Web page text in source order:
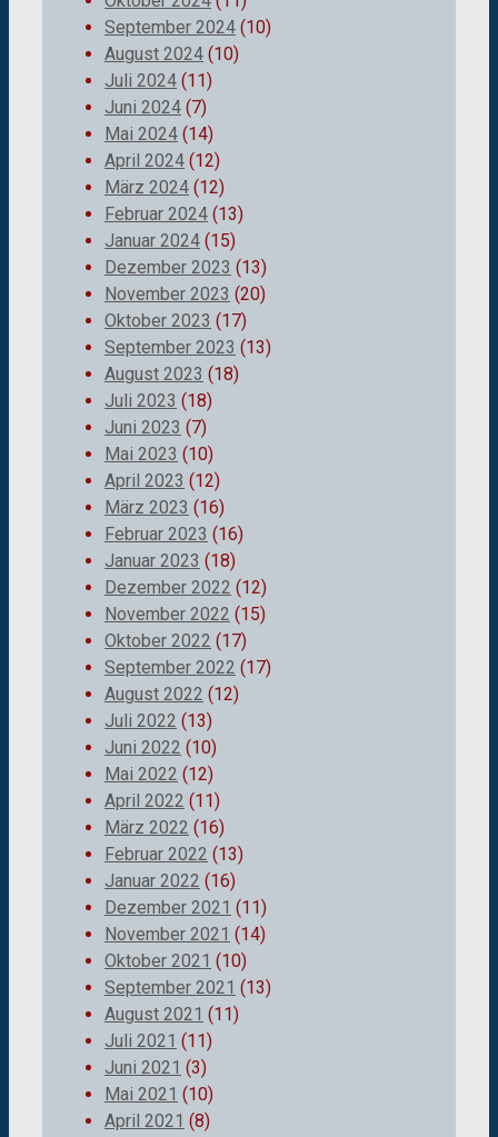
September 2024 (10)
August 2024 (10)
Juli 2024 (11)
Juni 2024 (7)
Mai 2024 (14)
April 2024 (12)
März 2024 (12)
Februar 2024 (13)
Januar 2024 (15)
Dezember 2023 (13)
November 2023 (20)
Oktober 2023 (17)
September 2023 (13)
August 2023 (18)
Juli 2023 (18)
Juni 2023 (7)
Mai 2023 (10)
April 2023 (12)
März 2023 (16)
Februar 2023 (16)
Januar 2023 (18)
Dezember 2022 (12)
November 2022 (15)
Oktober 2022 (17)
September 2022 (17)
August 2022 (12)
Juli 2022 (13)
Juni 2022 (10)
Mai 2022 (12)
April 2022 (11)
März 2022 (16)
Februar 2022 (13)
Januar 2022 (16)
Dezember 2021 (11)
November 2021 (14)
Oktober 2021 (10)
September 2021 (13)
August 2021 (11)
Juli 2021 (11)
Juni 2021 (3)
Mai 2021 (10)
April 2021 (8)